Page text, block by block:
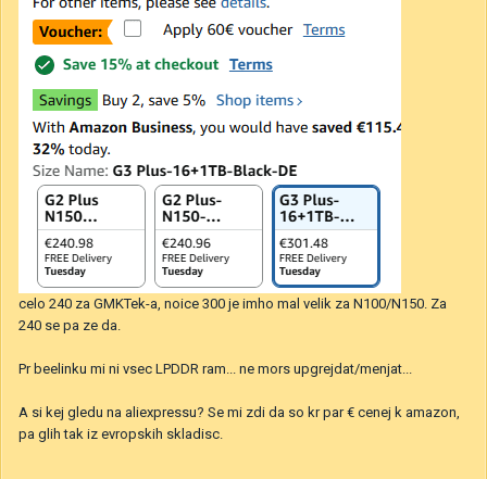
celo 240 za GMKTek-a, noice 300 je imho mal velik za N100/N150. Za
240 se pa ze da.
Pr beelinku mi ni vsec LPDDR ram... ne mors upgrejdat/menjat...
A si kej gledu na aliexpressu? Se mi zdi da so kr par € cenej k amazon,
pa glih tak iz evropskih skladisc.